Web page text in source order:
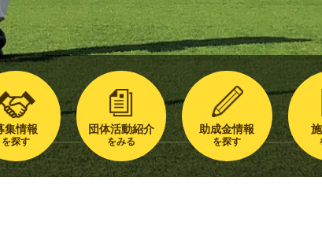
集情報
を探す
団体活動紹介
をみる
助成金情報
を探す